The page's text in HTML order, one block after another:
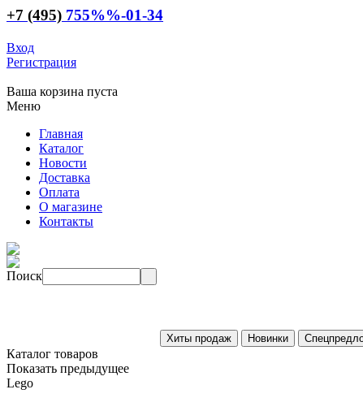
+7 (495) 755%%-01-34
Вход
Регистрация
Ваша корзина пуста
Меню
Главная
Каталог
Новости
Доставка
Оплата
О магазине
Контакты
Поиск
Каталог товаров
Показать предыдущее
Lego